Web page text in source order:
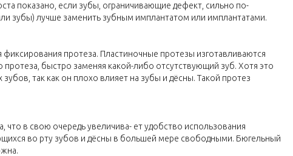
показано, если зубы, ограничивающие дефект, сильно по-
зубы) лучше заменить зубным имплантатом или имплантатами.
протеза. Пластиночные протезы изготавливаются
быстро заменяя какой-либо отсутствующий зуб. Хотя это
так как он плохо влияет на зубы и дёсны. Такой протез
в свою очередь увеличива- ет удобство использования
во рту зубов и дёсны в большей мере свободными. Бюгельный